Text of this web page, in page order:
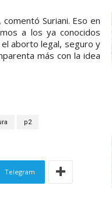
Suriani. Eso en
a los ya conocidos
el aborto legal, seguro y
más con la idea
p2
Telegram